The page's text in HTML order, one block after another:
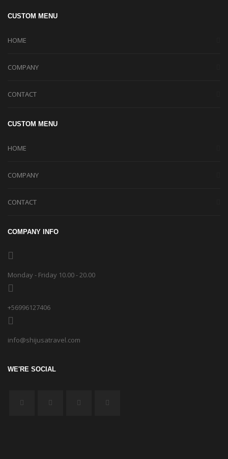
CUSTOM MENU
HOME
COMPANY
CONTACT
CUSTOM MENU
HOME
COMPANY
CONTACT
COMPANY INFO
Monday - Friday 10.00 - 20.00
+56996127406
info@shijusatravel.com
WE'RE SOCIAL